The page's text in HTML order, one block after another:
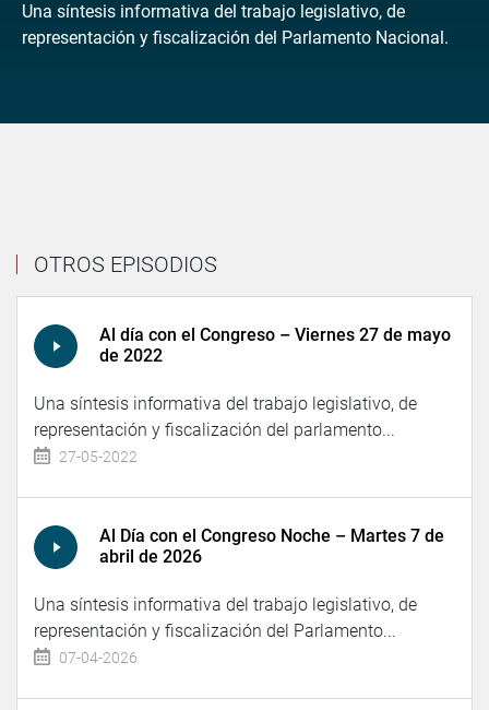
Una síntesis informativa del trabajo legislativo, de
representación y fiscalización del Parlamento Nacional.
OTROS EPISODIOS
Al día con el Congreso – Viernes 27 de mayo
de 2022
Una síntesis informativa del trabajo legislativo, de
representación y fiscalización del parlamento...
27-05-2022
Al Día con el Congreso Noche – Martes 7 de
abril de 2026
Una síntesis informativa del trabajo legislativo, de
representación y fiscalización del Parlamento...
07-04-2026